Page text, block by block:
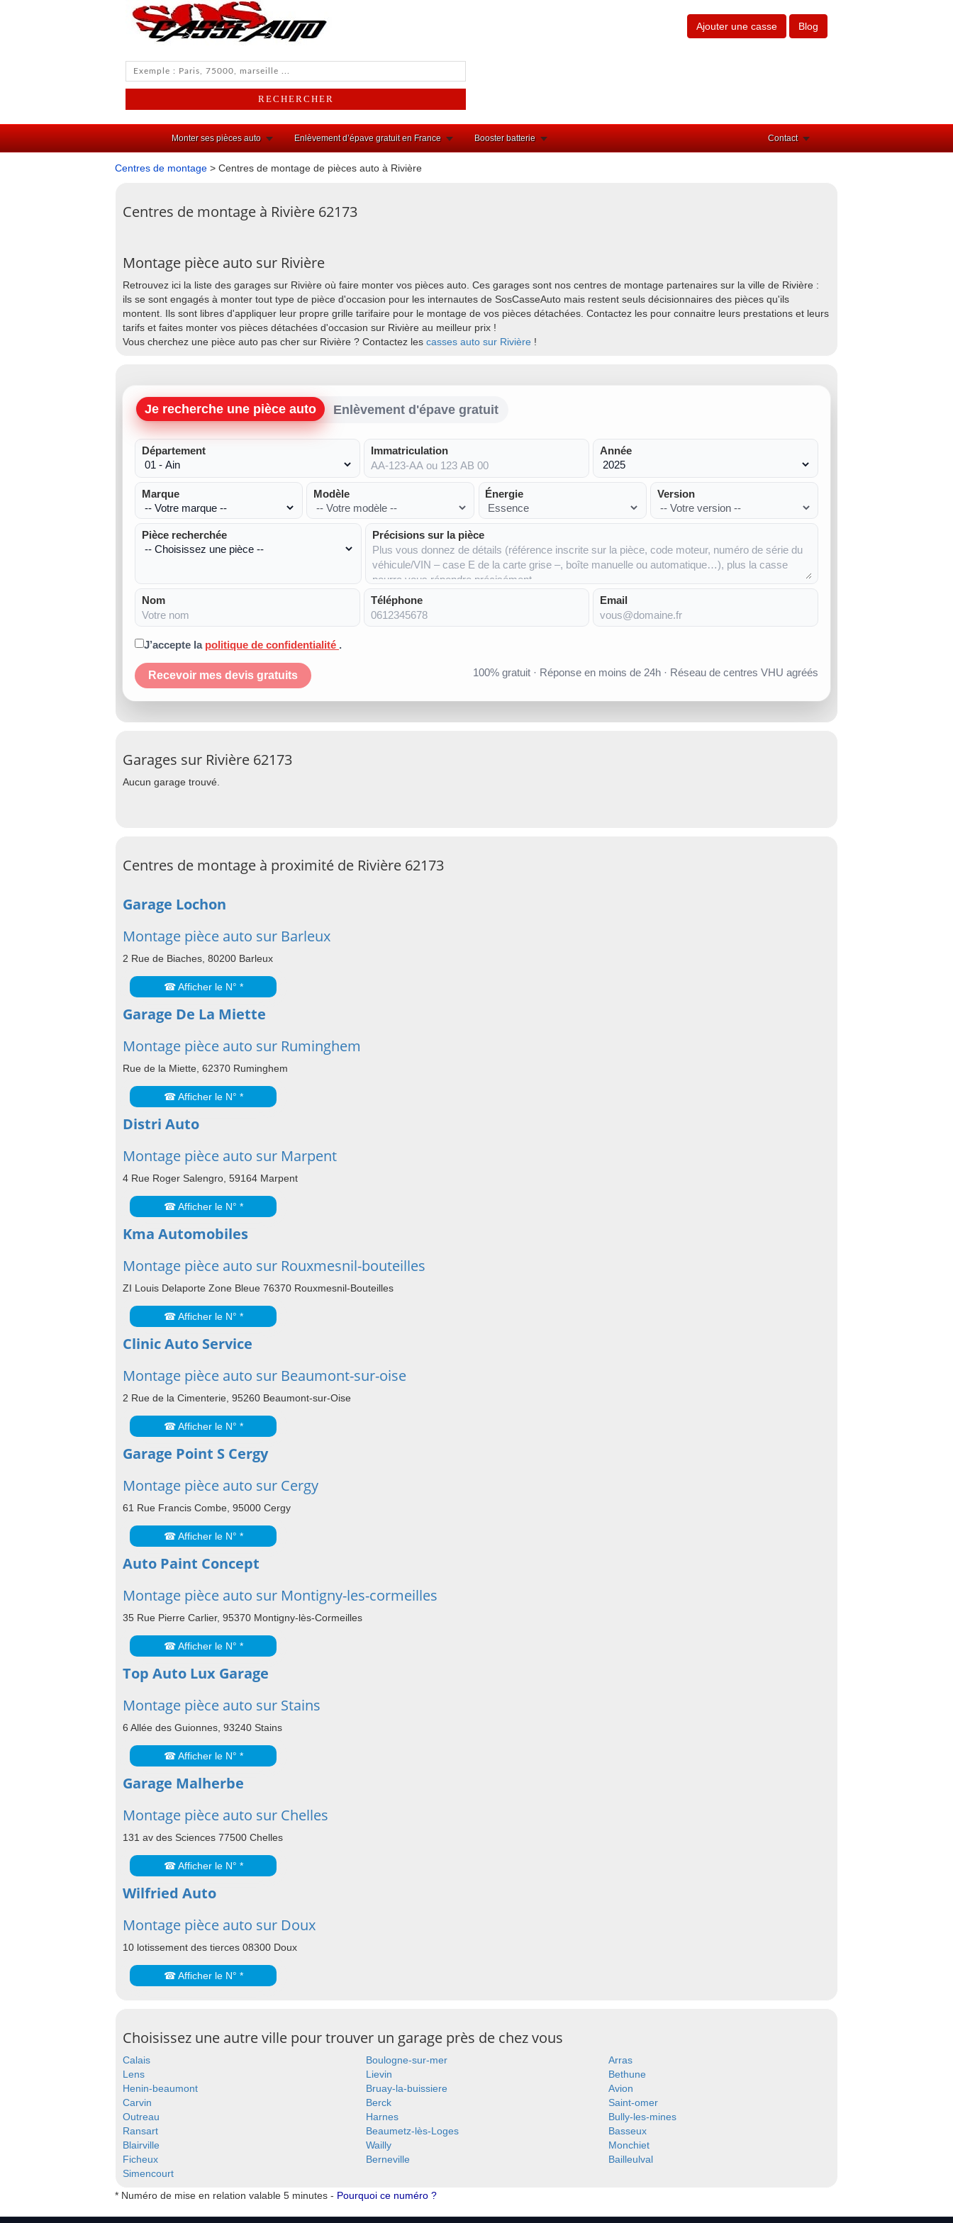
Ajouter une casse Blog
Monter ses pièces auto Enlèvement d’épave gratuit en France Booster batterie Contact
Centres de montage > Centres de montage de pièces auto à Rivière
Centres de montage à Rivière 62173
Montage pièce auto sur Rivière
Retrouvez ici la liste des garages sur Rivière où faire monter vos pièces auto. Ces garages sont nos centres de montage partenaires sur la ville de Rivière :
ils se sont engagés à monter tout type de pièce d'occasion pour les internautes de SosCasseAuto mais restent seuls décisionnaires des pièces qu'ils
montent. Ils sont libres d'appliquer leur propre grille tarifaire pour le montage de vos pièces détachées. Contactez les pour connaitre leurs prestations et leurs
tarifs et faites monter vos pièces détachées d'occasion sur Rivière au meilleur prix !
Vous cherchez une pièce auto pas cher sur Rivière ? Contactez les casses auto sur Rivière !
Je recherche une pièce auto Enlèvement d'épave gratuit
Département Immatriculation Année
Marque Modèle Énergie Version
Pièce recherchée Précisions sur la pièce
Nom Téléphone Email
J’accepte la politique de confidentialité .
Recevoir mes devis gratuits 100% gratuit · Réponse en moins de 24h · Réseau de centres VHU agréés
Garages sur Rivière 62173
Aucun garage trouvé.
Centres de montage à proximité de Rivière 62173
Garage Lochon
Montage pièce auto sur Barleux
2 Rue de Biaches, 80200 Barleux
☎ Afficher le N° *
Garage De La Miette
Montage pièce auto sur Ruminghem
Rue de la Miette, 62370 Ruminghem
☎ Afficher le N° *
Distri Auto
Montage pièce auto sur Marpent
4 Rue Roger Salengro, 59164 Marpent
☎ Afficher le N° *
Kma Automobiles
Montage pièce auto sur Rouxmesnil-bouteilles
ZI Louis Delaporte Zone Bleue 76370 Rouxmesnil-Bouteilles
☎ Afficher le N° *
Clinic Auto Service
Montage pièce auto sur Beaumont-sur-oise
2 Rue de la Cimenterie, 95260 Beaumont-sur-Oise
☎ Afficher le N° *
Garage Point S Cergy
Montage pièce auto sur Cergy
61 Rue Francis Combe, 95000 Cergy
☎ Afficher le N° *
Auto Paint Concept
Montage pièce auto sur Montigny-les-cormeilles
35 Rue Pierre Carlier, 95370 Montigny-lès-Cormeilles
☎ Afficher le N° *
Top Auto Lux Garage
Montage pièce auto sur Stains
6 Allée des Guionnes, 93240 Stains
☎ Afficher le N° *
Garage Malherbe
Montage pièce auto sur Chelles
131 av des Sciences 77500 Chelles
☎ Afficher le N° *
Wilfried Auto
Montage pièce auto sur Doux
10 lotissement des tierces 08300 Doux
☎ Afficher le N° *
Choisissez une autre ville pour trouver un garage près de chez vous
Calais Boulogne-sur-mer
Arras
Lens
Lievin
Bethune
Henin-beaumont
Bruay-la-buissiere
Avion
Carvin
Berck
Saint-omer
Outreau
Harnes
Bully-les-mines
Ransart
Beaumetz-lès-Loges
Basseux
Blairville
Wailly
Monchiet
Ficheux
Berneville
Bailleulval
Simencourt
* Numéro de mise en relation valable 5 minutes - Pourquoi ce numéro ?